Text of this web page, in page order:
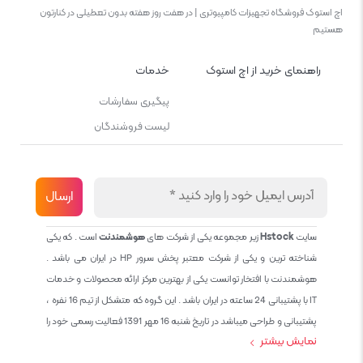
اچ استوک فروشگاه تجهیزات کامپیوتری | در هفت روز هفته بدون تعطیلی در کنارتون
هستیم
راهنمای خرید از اچ استوک خدمات
پیگیری سفارشات
لیست فروشندگان
سایتHstockزیر مجموعه یکی از شرکت هایهوشمندنتاست . که یکی
شناخته ترین و یکی از شرکت معتبر پخش سرور HP در ایران می باشد .
هوشمندنت با افتخار توانست یکی از بهترین مرکز ارائه محصولات و خدمات
IT با پشتیبانی 24 ساعته در ایران باشد . این گروه که متشکل از تیم 16 نفره ،
پشتیبانی و طراحی میباشد در تاریخ شنبه 16 مهر 1391 فعالیت رسمی خود را
نمایش بیشتر